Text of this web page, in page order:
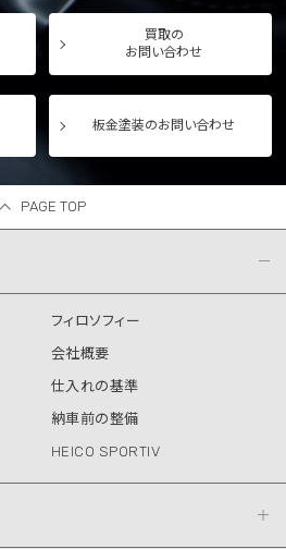
買取の
お問い合わせ
板金塗装のお問い合わせ
PAGE TOP
フィロソフィー
会社概要
仕入れの基準
納車前の整備
HEICO SPORTIV